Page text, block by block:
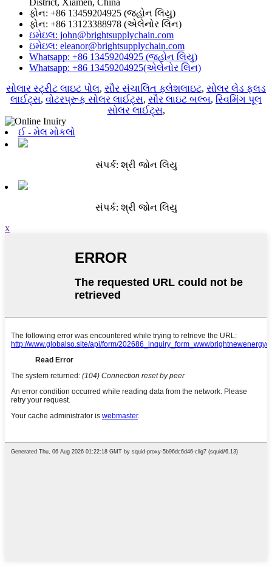
ફોન: +86 13459204925 (જ્હોન લિયુ)
ફોન: +86 13123388978 (એલેનોર લિન)
ઇમેઇલ: john@brightsupplychain.com
ઇમેઇલ: eleanor@brightsupplychain.com
Whatsapp: +86 13459204925 (જ્હોન લિયુ)
Whatsapp: +86 13459204925(એલેનોર લિન)
સોલાર સ્ટ્રીટ લાઇટ પોલ, સૌર સંચાલિત ફ્લેશલાઇટ, સોલર લેડ ફ્લડ
લાઈટ્સ, વોટરપ્રૂફ સોલર લાઈટ્સ, સૌર લાઇટ બલ્બ, સ્વિમિંગ પૂલ
સોલર લાઈટ્સ,
ઈ - મેલ મોકલો
સંપર્ક: શ્રી જોન લિયુ
સંપર્ક: શ્રી જોન લિયુ
x